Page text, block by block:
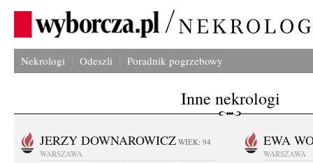
Nekrologi Odeszli Poradnik pogrzebowy
Inne nekrologi
JERZY DOWNAROWICZ WIEK: 94
WARSZAWA
EWA
WARSZAWA